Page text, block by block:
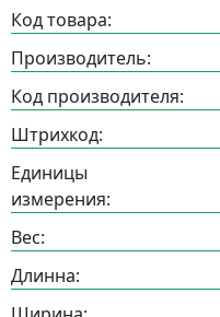
Код товара:
Производитель:
Код производителя:
Штрихкод:
Единицы
измерения:
Вес:
Длинна: